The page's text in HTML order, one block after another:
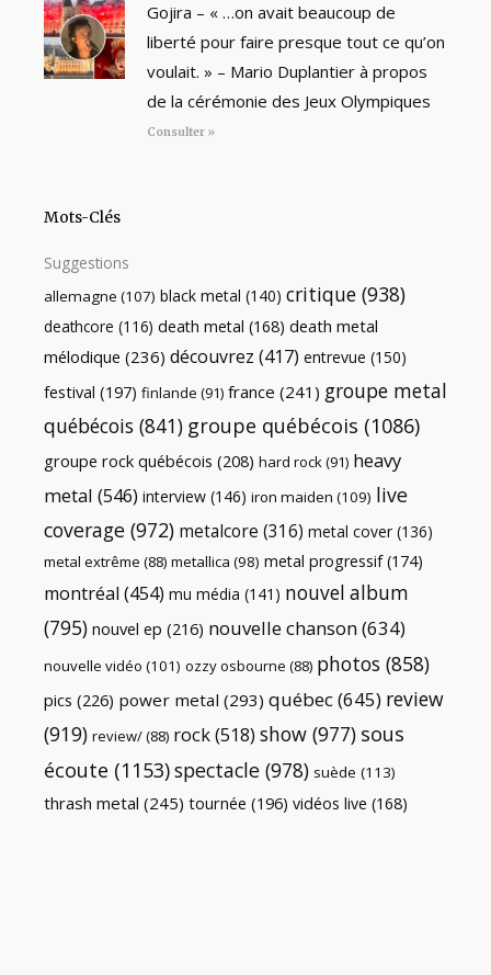
Gojira – « …on avait beaucoup de
liberté pour faire presque tout ce qu’on
voulait. » – Mario Duplantier à propos
de la cérémonie des Jeux Olympiques
Consulter »
Mots-Clés
Suggestions
allemagne (107) black metal (140) critique (938)
deathcore (116) death metal (168) death metal
mélodique (236) découvrez (417) entrevue (150)
festival (197) finlande (91) france (241) groupe metal
québécois (841) groupe québécois (1086)
groupe rock québécois (208) hard rock(91) heavy
metal (546) interview (146) iron maiden (109) live
coverage (972) metalcore (316) metal cover (136)
metal extrême (88) metallica (98) metal progressif(174)
montréal (454) mu média (141) nouvel album
(795) nouvel ep (216) nouvelle chanson(634)
nouvelle vidéo (101) ozzy osbourne (88) photos (858)
pics (226) power metal (293) québec(645) review
(919) review/(88) rock(518) show (977) sous
écoute (1153)spectacle (978) suède (113)
thrash metal (245) tournée (196) vidéos live (168)